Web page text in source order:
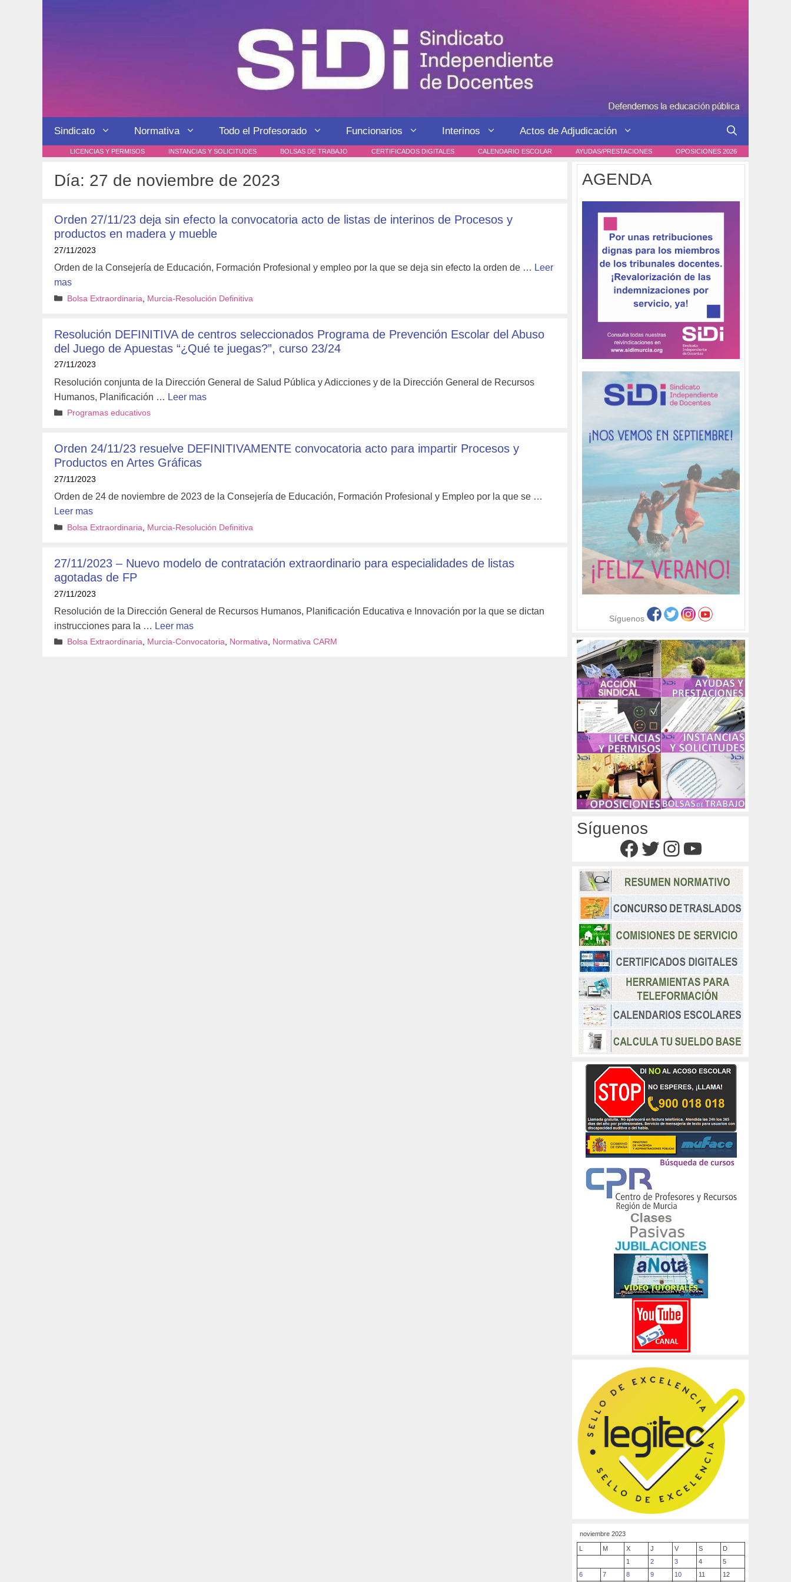
Sindicato Normativa Todo el Profesorado Funcionarios Interinos Actos de Adjudicación
LICENCIAS Y PERMISOS INSTANCIAS Y SOLICITUDES BOLSAS DE TRABAJO CERTIFICADOS DIGITALES CALENDARIO ESCOLAR AYUDAS/PRESTACIONES OPOSICIONES 2026
Día: 27 de noviembre de 2023
Orden 27/11/23 deja sin efecto la convocatoria acto de listas de interinos de Procesos y
productos en madera y mueble
27/11/2023
Orden de la Consejería de Educación, Formación Profesional y empleo por la que se deja sin efecto la orden de … Leer
mas
Categorías
Bolsa Extraordinaria Murcia-Resolución Definitiva
Resolución DEFINITIVA de centros seleccionados Programa de Prevención Escolar del Abuso
del Juego de Apuestas “¿Qué te juegas?”, curso 23/24
27/11/2023
Resolución conjunta de la Dirección General de Salud Pública y Adicciones y de la Dirección General de Recursos
Humanos, Planificación … Leer mas
Categorías
Programas educativos
Orden 24/11/23 resuelve DEFINITIVAMENTE convocatoria acto para impartir Procesos y
Productos en Artes Gráficas
27/11/2023
Orden de 24 de noviembre de 2023 de la Consejería de Educación, Formación Profesional y Empleo por la que se …
Leer mas
Categorías
Bolsa Extraordinaria Murcia-Resolución Definitiva
27/11/2023 – Nuevo modelo de contratación extraordinario para especialidades de listas
agotadas de FP
27/11/2023
Resolución de la Dirección General de Recursos Humanos, Planificación Educativa e Innovación por la que se dictan
instrucciones para la … Leer mas
Categorías
Bolsa Extraordinaria, Murcia-Convocatoria, Normativa, Normativa CARM
AGENDA
Síguenos
Síguenos
Facebook
Twitter
Instagram
YouTube
noviembre 2023
L M X J V S
D
1
2 3 4
5
6
7 8 9 10 11 12